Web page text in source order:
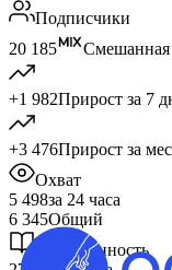
Подписчики
20 185
Смешанная
+1 982Прирост за 7
+3 476Прирост за
Охват
5 498за 24 часа
6 345Общий
Вовлеченность